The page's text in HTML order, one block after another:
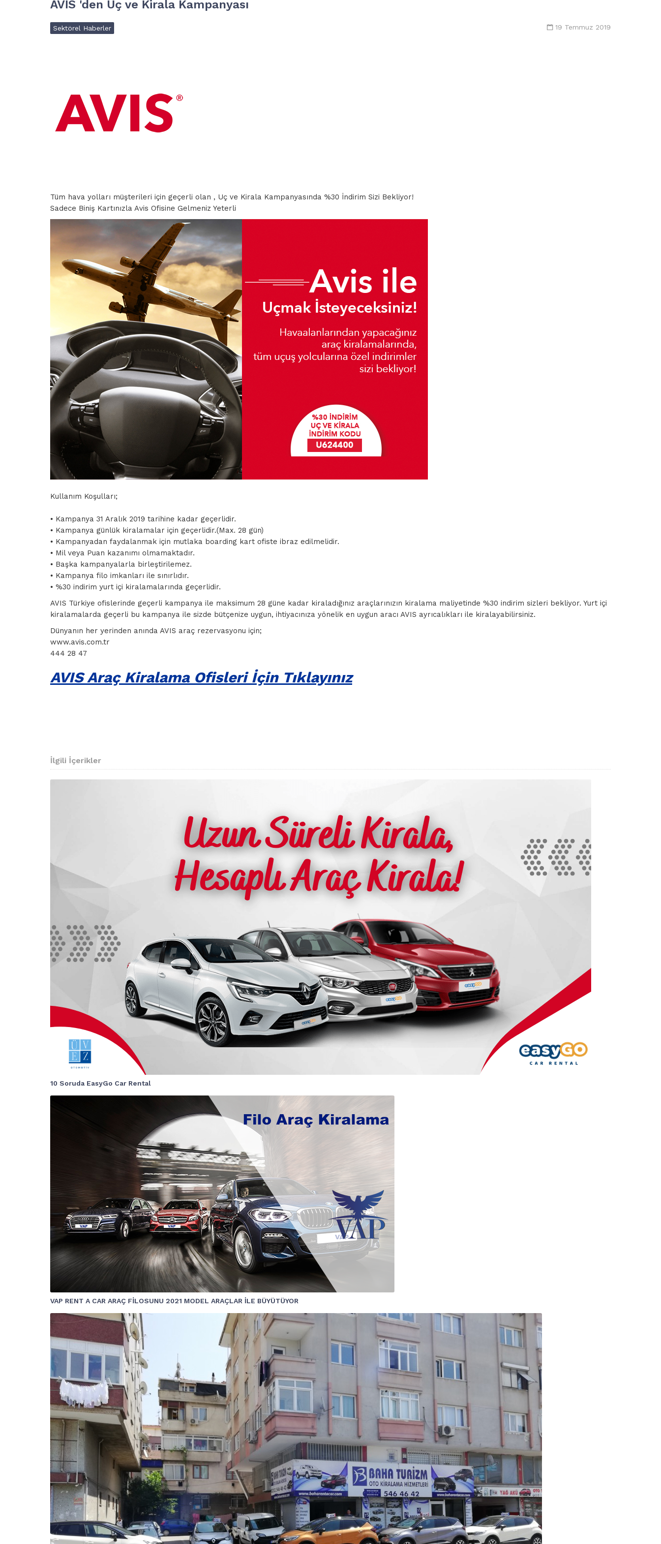
AVIS 'den Uç ve Kirala Kampanyası
19 Temmuz 2019
Sektörel Haberler
Tüm hava yolları müşterileri için geçerli olan , Uç ve Kirala Kampanyasında %30 İndirim Sizi Bekliyor!
Sadece Biniş Kartınızla Avis Ofisine Gelmeniz Yeterli
Kullanım Koşulları;
• Kampanya 31 Aralık 2019 tarihine kadar geçerlidir.
• Kampanya günlük kiralamalar için geçerlidir.(Max. 28 gün)
• Kampanyadan faydalanmak için mutlaka boarding kart ofiste ibraz edilmelidir.
• Mil veya Puan kazanımı olmamaktadır.
• Başka kampanyalarla birleştirilemez.
• Kampanya filo imkanları ile sınırlıdır.
• %30 indirim yurt içi kiralamalarında geçerlidir.
AVIS Türkiye ofislerinde geçerli kampanya ile maksimum 28 güne kadar kiraladığınız araçlarınızın kiralama maliyetinde %30 indirim sizleri bekliyor. Yurt içi
kiralamalarda geçerli bu kampanya ile sizde bütçenize uygun, ihtiyacınıza yönelik en uygun aracı AVIS ayrıcalıkları ile kiralayabilirsiniz.
Dünyanın her yerinden anında AVIS araç rezervasyonu için;
www.avis.com.tr
444 28 47
AVIS Araç Kiralama Ofisleri İçin Tıklayınız
İlgili İçerikler
10 Soruda EasyGo Car Rental
VAP RENT A CAR ARAÇ FİLOSUNU 2021 MODEL ARAÇLAR İLE BÜYÜTÜYOR